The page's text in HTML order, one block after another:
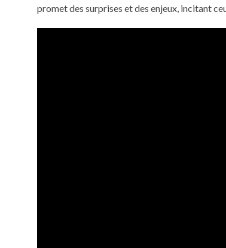
promet des surprises et des enjeux, incitant